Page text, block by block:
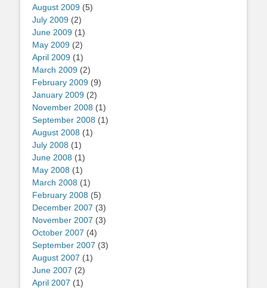
August 2009 (5)
July 2009 (2)
June 2009 (1)
May 2009 (2)
April 2009 (1)
March 2009 (2)
February 2009 (9)
January 2009 (2)
November 2008 (1)
September 2008 (1)
August 2008 (1)
July 2008 (1)
June 2008 (1)
May 2008 (1)
March 2008 (1)
February 2008 (5)
December 2007 (3)
November 2007 (3)
October 2007 (4)
September 2007 (3)
August 2007 (1)
June 2007 (2)
April 2007 (1)